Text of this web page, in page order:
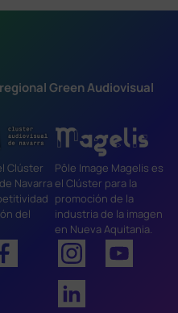
Green Audiovisual
Clúster
Navarra
del
Pôle Image Magelis es
el Clúster para la
promoción de la
industria de la imagen
en Nueva Aquitania.